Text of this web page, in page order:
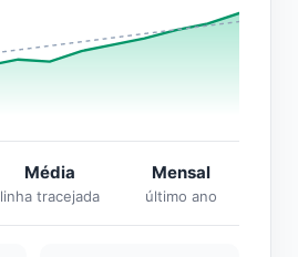
Média
linha tracejada
Mensal
último ano